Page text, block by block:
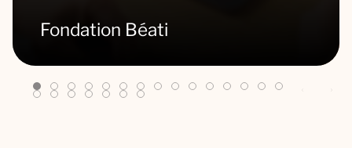
Fondation Béati